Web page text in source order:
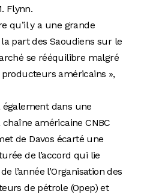
Flynn.
qu’il y a une grande
part des Saoudiens sur le
se rééquilibre malgré
américains »,
dans une
américaine CNBC
de Davos écarté une
de l’accord qui lie
l’année l’Organisation des
de pétrole (Opep) et